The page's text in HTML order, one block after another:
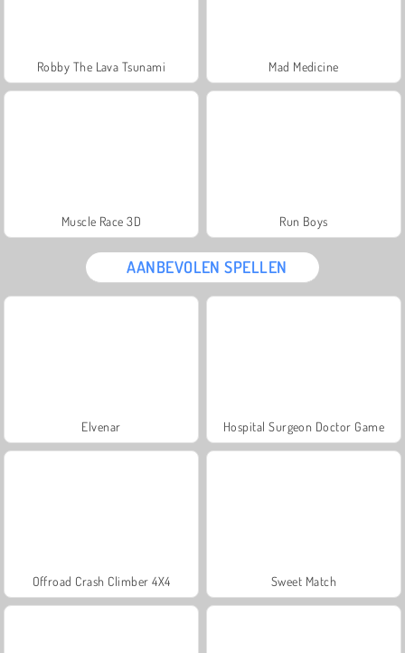
Robby The Lava Tsunami Mad Medicine
Muscle Race 3D Run Boys
AANBEVOLEN SPELLEN
Elvenar Hospital Surgeon Doctor Game
Offroad Crash Climber 4X4 Sweet Match